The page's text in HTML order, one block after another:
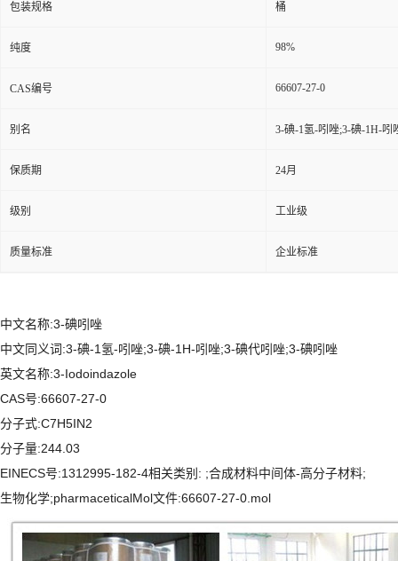
包装规格 桶
纯度 98%
CAS编号 66607-27-0
别名 3-碘-1氢-吲唑;3-碘-1H-吲
保质期 24月
级别 工业级
质量标准 企业标准
中文名称:3-碘吲唑
中文同义词:3-碘-1氢-吲唑;3-碘-1H-吲唑;3-碘代吲唑;3-碘吲唑
英文名称:3-Iodoindazole
CAS号:66607-27-0
分子式:C7H5IN2
分子量:244.03
EINECS号:1312995-182-4相关类别: ;合成材料中间体-高分子材料;
生物化学;pharmaceticalMol文件:66607-27-0.mol